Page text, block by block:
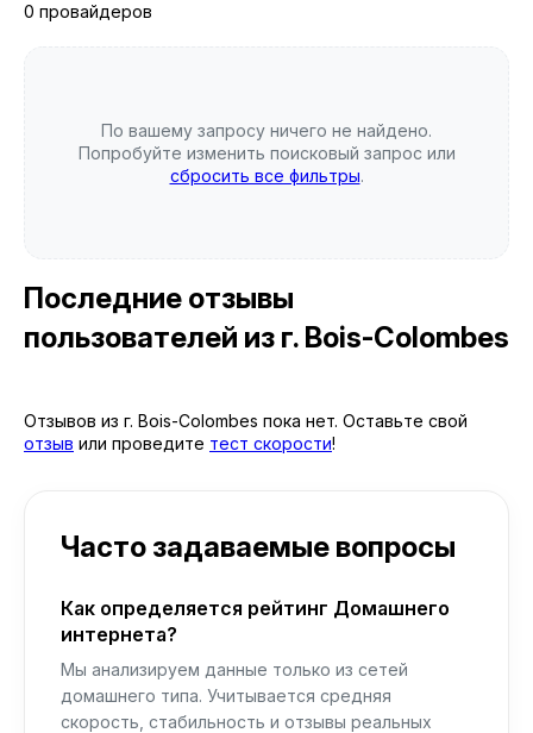
0 провайдеров
По вашему запросу ничего не найдено.
Попробуйте изменить поисковый запрос или
сбросить все фильтры.
Последние отзывы
пользователей из г. Bois-Colombes
Отзывов из г. Bois-Colombes пока нет. Оставьте свой
отзыв или проведите тест скорости!
Часто задаваемые вопросы
Как определяется рейтинг Домашнего
интернета?
Мы анализируем данные только из сетей
домашнего типа. Учитывается средняя
скорость, стабильность и отзывы реальных